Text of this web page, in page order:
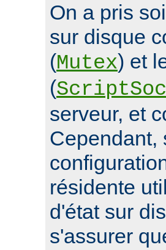
On a pris
sur disque
(Mutex) et
(
serveur, et
Cependant,
résidente
d'état sur
s'assurer